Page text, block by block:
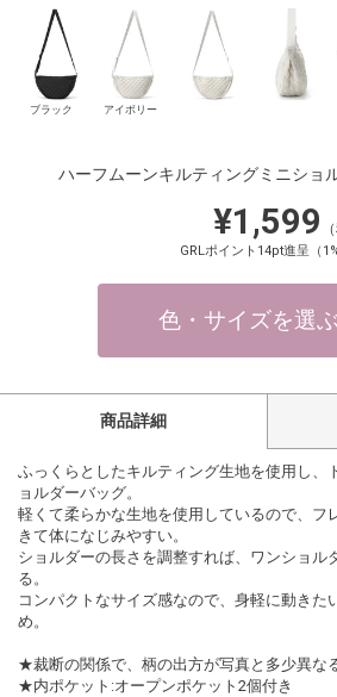
ブラック アイボリー
ハーフムーンキルティングミニショ
¥1,599
GRLポイント14pt進呈（1%
色・サイズを選ぶ
商品詳細
ふっくらとしたキルティング生地を使用し、
ョルダーバッグ。
軽くて柔らかな生地を使用しているので、フ
きて体になじみやすい。
ショルダーの長さを調整すれば、ワンショル
る。
コンパクトなサイズ感なので、身軽に動きた
め。
★裁断の関係で、柄の出方が写真と多少異な
★内ポケット:オープンポケット2個付き